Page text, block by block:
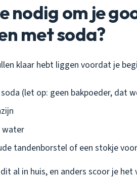
nodig om je
met soda?
klaar hebt liggen voordat je
(let op: geen bakpoeder, dat
water
tandenborstel of een stokje
al in huis, en anders scoor je